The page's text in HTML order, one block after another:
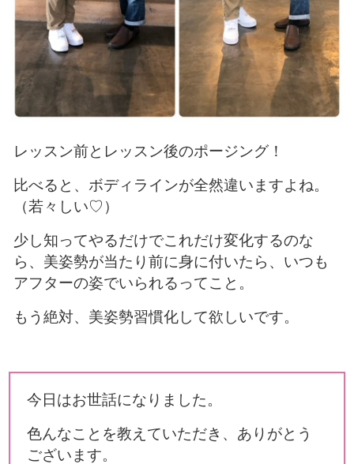
レッスン前とレッスン後のポージング！
比べると、ボディラインが全然違いますよね。
（若々しい♡）
少し知ってやるだけでこれだけ変化するのな
ら、美姿勢が当たり前に身に付いたら、いつも
アフターの姿でいられるってこと。
もう絶対、美姿勢習慣化して欲しいです。
今日はお世話になりました。
色んなことを教えていただき、ありがとう
ございます。